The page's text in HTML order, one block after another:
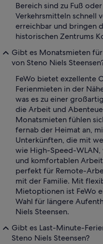
Bereich sind zu Fuß
Verkehrsmitteln schnell
erreichbar und bringen
historischen Zentrums
Gibt es Monatsmieten
von Steno Niels
FeWo bietet exzellente
Ferienmieten in der
was es zu einer
die Arbeit und
Monatsmieten fühlen
fernab der Heimat an,
Unterkünften, die mit
wie High-Speed-
und komfortablen
perfekt für Remote-
mit der Familie. Mit
Mietoptionen ist FeWo
Wahl für längere
Niels Steensen.
Gibt es Last-Minute-
Steno Niels Steensen?